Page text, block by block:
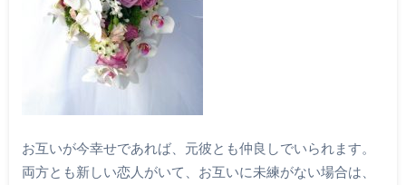
お互いが今幸せであれば、元彼とも仲良しでいられます。
両方とも新しい恋人がいて、お互いに未練がない場合は、